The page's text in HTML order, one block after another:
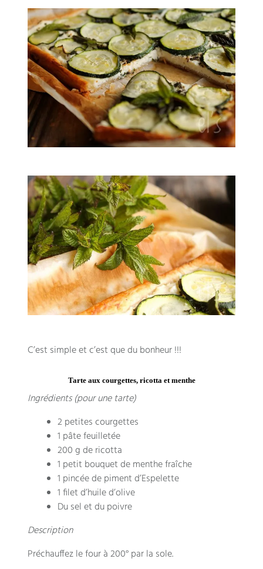
C’est simple et c’est que du bonheur !!!
Tarte aux courgettes, ricotta et menthe
Ingrédients (pour une tarte)
2 petites courgettes
1 pâte feuilletée
200 g de ricotta
1 petit bouquet de menthe fraîche
1 pincée de piment d’Espelette
1 filet d’huile d’olive
Du sel et du poivre
Description
Préchauffez le four à 200° par la sole.